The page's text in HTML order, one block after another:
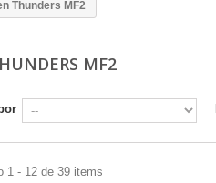
Thunders MF2
MF2
1 - 12 de 39 items